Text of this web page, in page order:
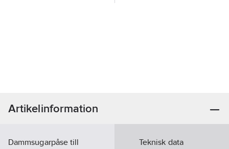
Artikelinformation
Dammsugarpåse till
Teknisk data